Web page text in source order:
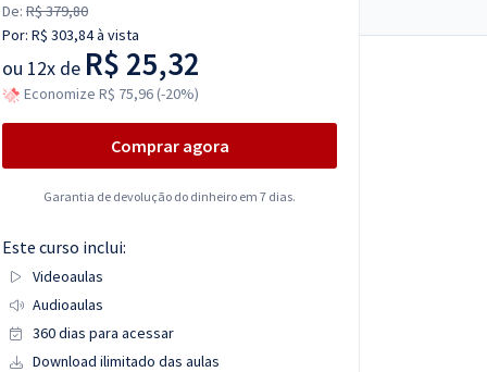
De: R$ 379,80
Por: R$ 303,84à vista
ou 12x de R$ 25,32
Economize R$ 75,96 (-20%)
Comprar agora
Garantia de devolução do dinheiro em 7 dias.
Este curso inclui:
Videoaulas
Audioaulas
360 dias para acessar
Download ilimitado das aulas